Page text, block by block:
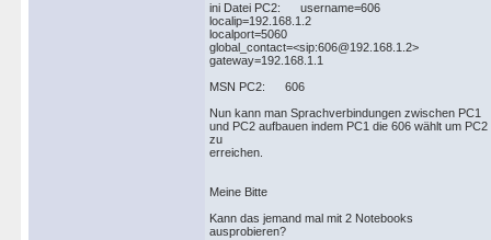
ini Datei PC2: username=606
localip=192.168.1.2
localport=5060
global_contact=<sip:606@192.168.1.2>
gateway=192.168.1.1
MSN PC2: 606
Nun kann man Sprachverbindungen zwischen PC1
und PC2 aufbauen indem PC1 die 606 wählt um PC2
zu
erreichen.
Meine Bitte
Kann das jemand mal mit 2 Notebooks
ausprobieren?